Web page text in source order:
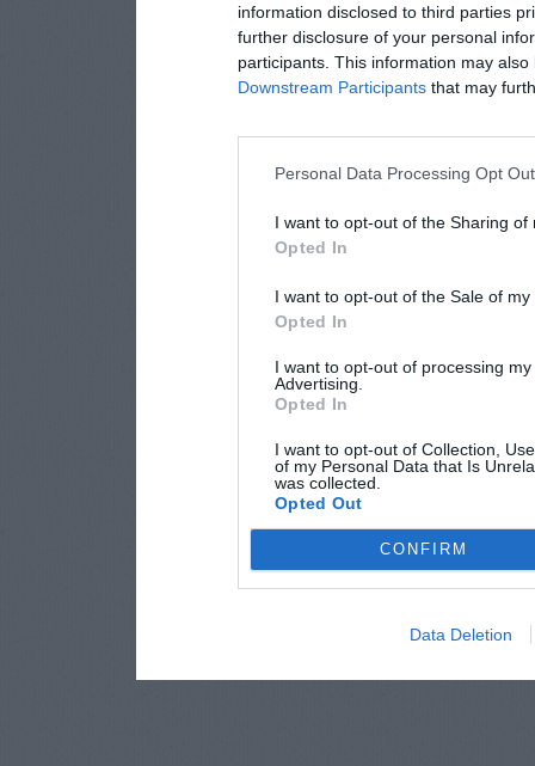
information disclosed to third parties
further disclosure of your personal
participants. This information may
Downstream Participants that may
Personal Data Processing Opt
I want to opt-out of the Sharing of
Opted In
I want to opt-out of the Sale of
Opted In
I want to opt-out of processing
Advertising.
Opted In
I want to opt-out of Collection,
of my Personal Data that Is
was collected.
Opted Out
CONFIRM
Data Deletion